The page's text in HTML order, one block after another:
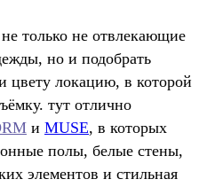
только не отвлекающие
но и подобрать
цвету локацию, в которой
тут отлично
и MUSE, в которых
полы, белые стены,
элементов и стильная